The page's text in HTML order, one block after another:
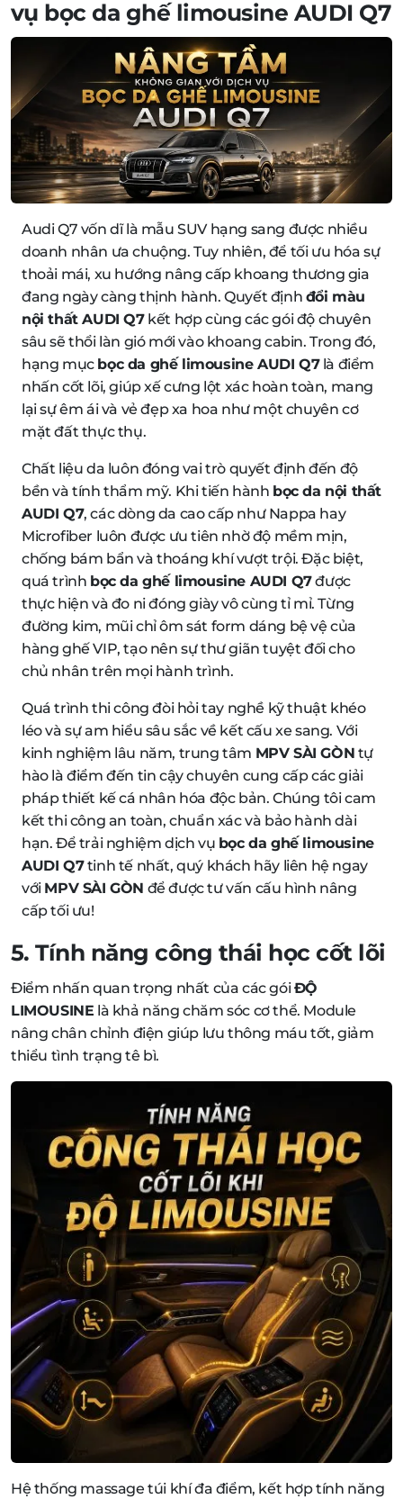
vụ bọc da ghế limousine AUDI Q7
Audi Q7 vốn dĩ là mẫu SUV hạng sang được nhiều
doanh nhân ưa chuộng. Tuy nhiên, để tối ưu hóa sự
thoải mái, xu hướng nâng cấp khoang thương gia
đang ngày càng thịnh hành. Quyết định đổi màu
nội thất AUDI Q7kết hợp cùng các gói độ chuyên
sâu sẽ thổi làn gió mới vào khoang cabin. Trong đó,
hạng mục bọc da ghế limousine AUDI Q7là điểm
nhấn cốt lõi, giúp xế cưng lột xác hoàn toàn, mang
lại sự êm ái và vẻ đẹp xa hoa như một chuyên cơ
mặt đất thực thụ.
Chất liệu da luôn đóng vai trò quyết định đến độ
bền và tính thẩm mỹ. Khi tiến hành bọc da nội thất
AUDI Q7, các dòng da cao cấp như Nappa hay
Microfiber luôn được ưu tiên nhờ độ mềm mịn,
chống bám bẩn và thoáng khí vượt trội. Đặc biệt,
quá trình bọc da ghế limousine AUDI Q7được
thực hiện và đo ni đóng giày vô cùng tỉ mỉ. Từng
đường kim, mũi chỉ ôm sát form dáng bệ vệ của
hàng ghế VIP, tạo nên sự thư giãn tuyệt đối cho
chủ nhân trên mọi hành trình.
Quá trình thi công đòi hỏi tay nghề kỹ thuật khéo
léo và sự am hiểu sâu sắc về kết cấu xe sang. Với
kinh nghiệm lâu năm, trung tâm MPV SÀI GÒN tự
hào là điểm đến tin cậy chuyên cung cấp các giải
pháp thiết kế cá nhân hóa độc bản. Chúng tôi cam
kết thi công an toàn, chuẩn xác và bảo hành dài
hạn. Để trải nghiệm dịch vụ bọc da ghế limousine
AUDI Q7tinh tế nhất, quý khách hãy liên hệ ngay
với MPV SÀI GÒN để được tư vấn cấu hình nâng
cấp tối ưu!
5. Tính năng công thái học cốt lõi
Điểm nhấn quan trọng nhất của các góiĐỘ
LIMOUSINE là khả năng chăm sóc cơ thể. Module
nâng chân chỉnh điện giúp lưu thông máu tốt, giảm
thiểu tình trạng tê bì.
Hệ thống massage túi khí đa điểm, kết hợp tính năng